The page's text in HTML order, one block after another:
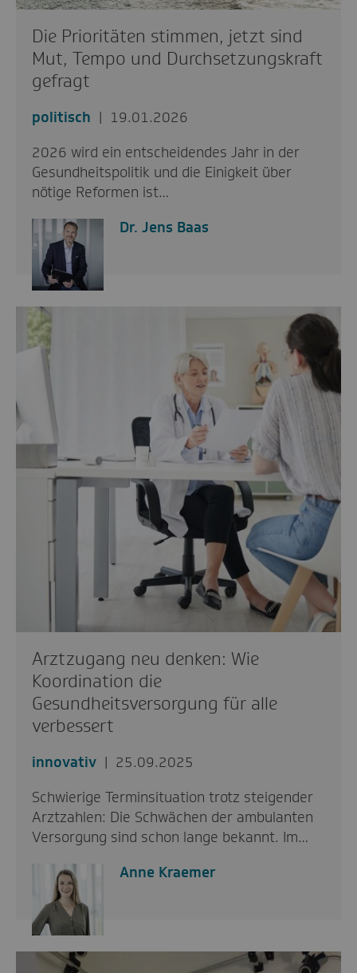
Die Prioritäten stimmen, jetzt sind
Mut, Tempo und Durchsetzungskraft
gefragt
politisch
19.01.2026
2026 wird ein entscheidendes Jahr in der
Gesundheitspolitik und die Einigkeit über
nötige Reformen ist…
Dr. Jens Baas
Arztzugang neu denken: Wie
Koordination die
Gesundheitsversorgung für alle
verbessert
innovativ
25.09.2025
Schwierige Terminsituation trotz steigender
Arztzahlen: Die Schwächen der ambulanten
Versorgung sind schon lange bekannt. Im…
Anne Kraemer